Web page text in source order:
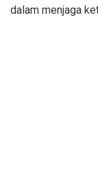
dalam menjaga